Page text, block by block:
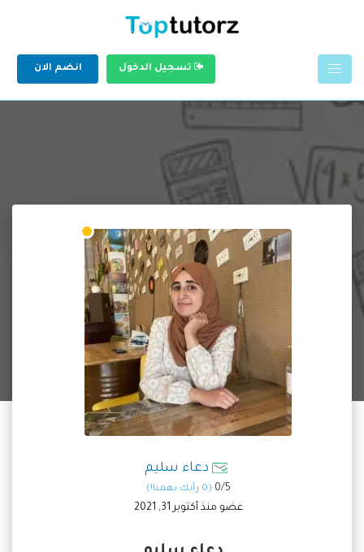
تسجيل الدخول انضم الان
دعاء سليم
0/5 (0 رأيك يهمنا!)
عضو منذ أكتوبر 31, 2021